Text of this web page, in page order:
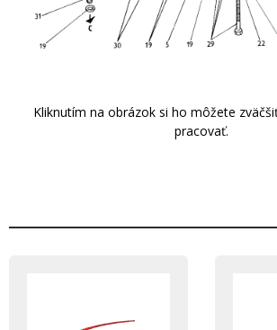
Kliknutím na obrázok si ho môžete
pracovať.